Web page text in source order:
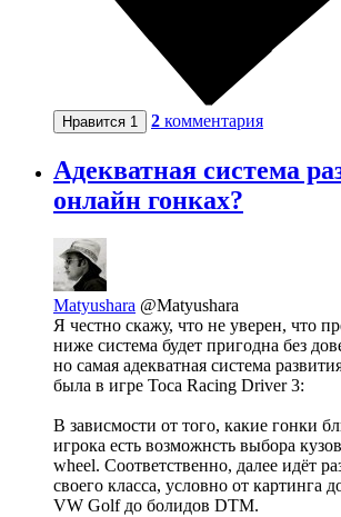
Нравится 1 2 комментария
Адекватная система
онлайн гонках?
Matyushara @Matyushara
Я честно скажу, что не уверен, что
ниже система будет пригодна без
но самая адекватная система
была в игре Toca Racing Driver 3:
В зависмости от того, какие гонки
игрока есть возможнсть выбора
wheel. Соответственно, далее идёт
своего класса, условно от картинга
VW Golf до болидов DTM.